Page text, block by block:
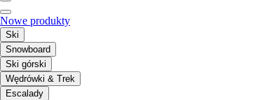
Nowe produkty
Ski
Snowboard
Ski górski
Wędrówki & Trek
Escalady